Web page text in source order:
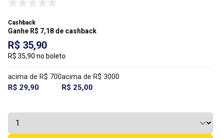
Cashback
Ganhe R$ 7,18 de cashback
R$ 35,90
R$ 35,90 no boleto
acima de R$ 700
R$ 29,90
acima de R$ 3000
R$ 25,00